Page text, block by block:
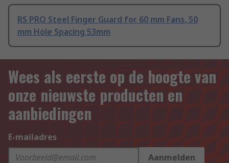
RS PRO Steel Finger Guard for 60 mm Fans, 50
mm Hole Spacing 53mm
Wees als eerste op de hoogte van
onze nieuwste producten en
aanbiedingen
E-mailadres
Aanmelden